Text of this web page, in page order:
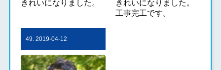
きれいになりました。
きれいになりました。
工事完工です。
49. 2019-04-12